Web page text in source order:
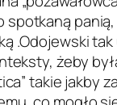
spotkaną
.Odojewski tak
żeby
takie jakby